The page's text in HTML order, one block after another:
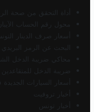
أداة التحقق من صحة
محول رقم الحساب
أسعار صرف الدينار
البحث عن الرمز
محاكي ضريبة الدخل
ضريبة الدخل
أسعار السيارات
أخبار تروفيت
أخبار تونس